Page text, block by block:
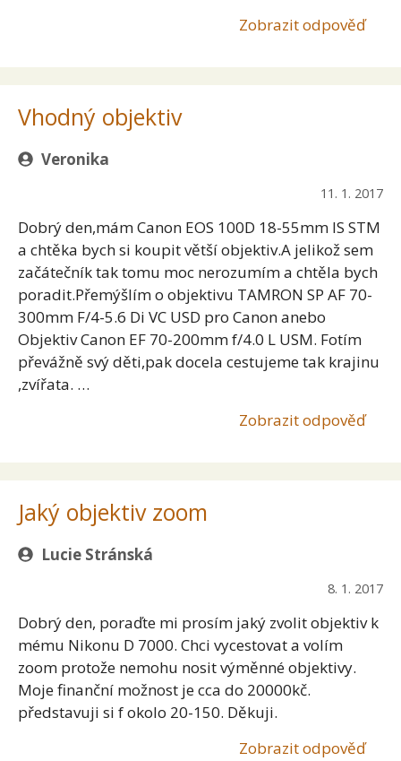
Zobrazit odpověď
Vhodný objektiv
Veronika
11. 1. 2017
Dobrý den,mám Canon EOS 100D 18-55mm IS STM
a chtěka bych si koupit větší objektiv.A jelikož sem
začátečník tak tomu moc nerozumím a chtěla bych
poradit.Přemýšlím o objektivu TAMRON SP AF 70-
300mm F/4-5.6 Di VC USD pro Canon anebo
Objektiv Canon EF 70-200mm f/4.0 L USM. Fotím
převážně svý děti,pak docela cestujeme tak krajinu
,zvířata. …
Zobrazit odpověď
Jaký objektiv zoom
Lucie Stránská
8. 1. 2017
Dobrý den, poraďte mi prosím jaký zvolit objektiv k
mému Nikonu D 7000. Chci vycestovat a volím
zoom protože nemohu nosit výměnné objektivy.
Moje finanční možnost je cca do 20000kč.
představuji si f okolo 20-150. Děkuji.
Zobrazit odpověď